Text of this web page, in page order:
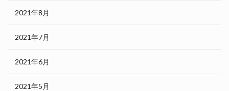
2021年8月
2021年7月
2021年6月
2021年5月